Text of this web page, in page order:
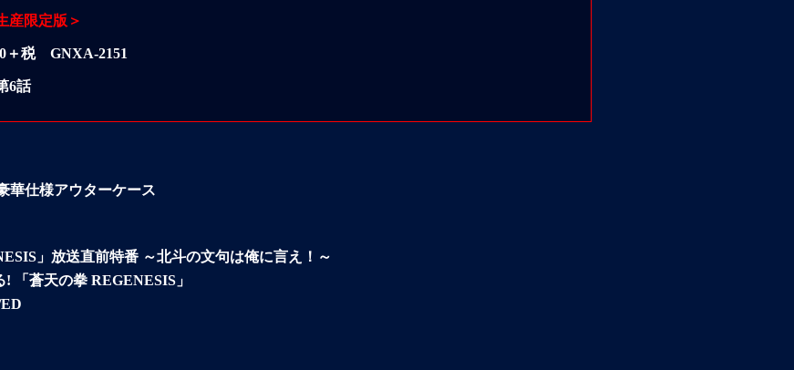
産限定版＞
＋税 GNXA-2151
6話
華仕様アウターケース
」放送直前特番 ～北斗の文句は俺に言え！～
「蒼天の拳 REGENESIS」